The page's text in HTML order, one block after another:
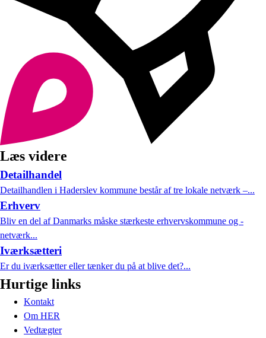
Læs videre
Detailhandel
Detailhandlen i Haderslev kommune består af tre lokale netværk –...
Erhverv
Bliv en del af Danmarks måske stærkeste erhvervskommune og -
netværk...
Iværksætteri
Er du iværksætter eller tænker du på at blive det?...
Hurtige links
Kontakt
Om HER
Vedtægter